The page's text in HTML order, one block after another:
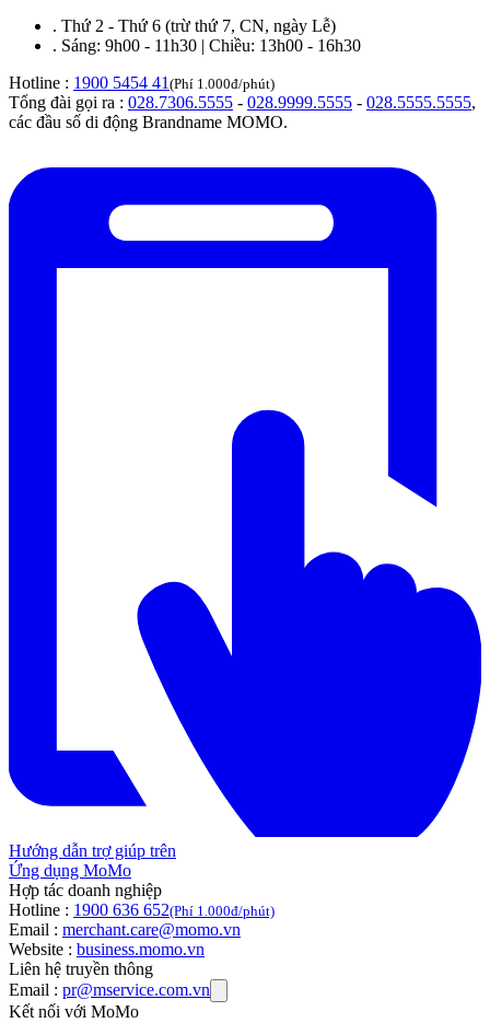
. Thứ 2 - Thứ 6 (trừ thứ 7, CN, ngày Lễ)
. Sáng: 9h00 - 11h30 | Chiều: 13h00 - 16h30
Hotline : 1900 5454 41(Phí 1.000đ/phút)
Tổng đài gọi ra : 028.7306.5555 - 028.9999.5555 - 028.5555.5555,
các đầu số di động Brandname MOMO.
Hướng dẫn trợ giúp trên
Ứng dụng MoMo
Hợp tác doanh nghiệp
Hotline : 1900 636 652(Phí 1.000đ/phút)
Email : merchant.care@momo.vn
Website : business.momo.vn
Liên hệ truyền thông
Email : pr@mservice.com.vn
Kết nối với MoMo